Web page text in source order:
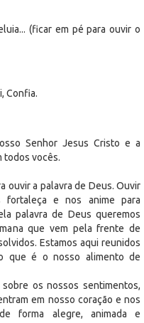
(ficar em pé para ouvir o
Confia.
Senhor Jesus Cristo e a
todos vocês.
ouvir a palavra de Deus. Ouvir
fortaleça e nos anime para
palavra de Deus queremos
que vem pela frente de
Estamos aqui reunidos
que é o nosso alimento de
os nossos sentimentos,
em nosso coração e nos
forma alegre, animada e